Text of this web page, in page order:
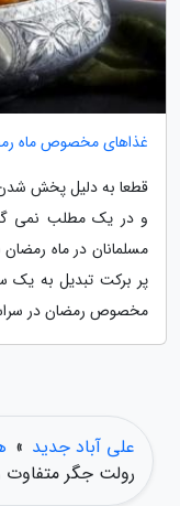
غذاهای مخصوص ماه
قطعا به دلیل پخش شدن
و در یک مطلب نمی
مسلمانان در ماه
پر برکت تبدیل به یک
مخصوص رمضان در
علی آباد جدید »
رولت جگر